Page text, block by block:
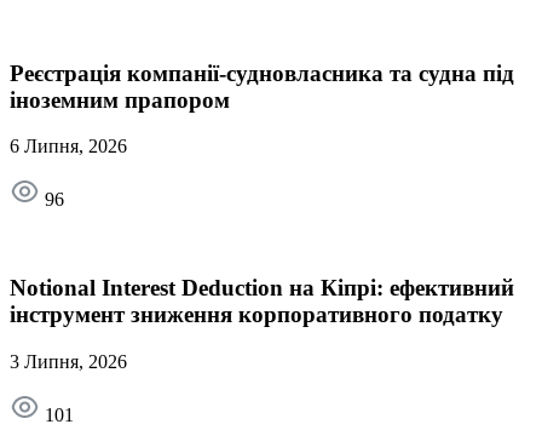
Реєстрація компанії-судновласника та судна під
іноземним прапором
6 Липня, 2026
96
Notional Interest Deduction на Кіпрі: ефективний
інструмент зниження корпоративного податку
3 Липня, 2026
101